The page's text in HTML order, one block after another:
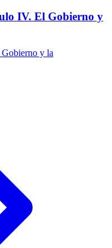
IV. El Gobierno y
y la